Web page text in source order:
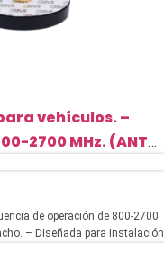
vehículos. –
2700 MHz. (ANT-
de operación de 800-2700
– Diseñada para instalación